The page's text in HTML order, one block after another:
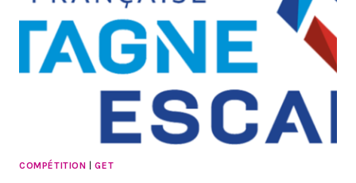
COMPÉTITION |GET